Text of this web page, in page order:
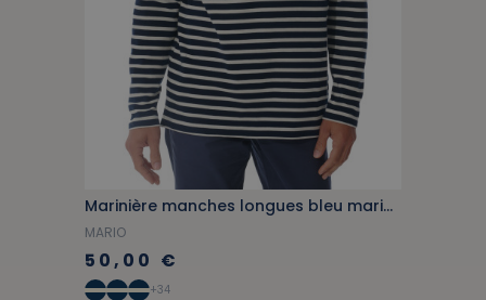
Marinière manches longues bleu marine
MARIO
50,00 €
+34